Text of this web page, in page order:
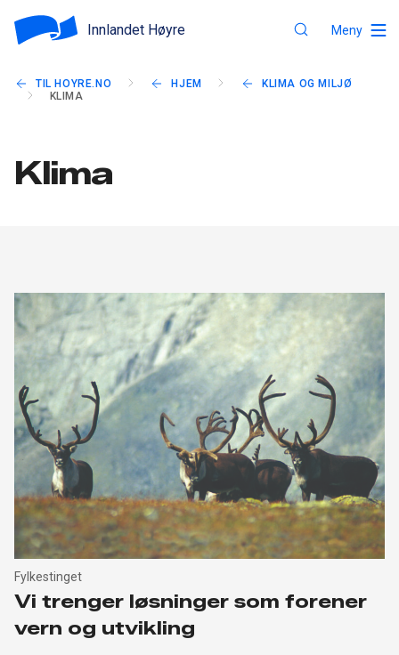
Innlandet Høyre Meny
TIL HOYRE.NO HJEM
KLIMA OG MILJØ
KLIMA
Klima
Fylkestinget
Vi trenger løsninger som forener
vern og utvikling